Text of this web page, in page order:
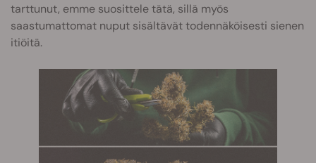
tarttunut, emme suosittele tätä, sillä myös
saastumattomat nuput sisältävät todennäköisesti sienen
itiöitä.